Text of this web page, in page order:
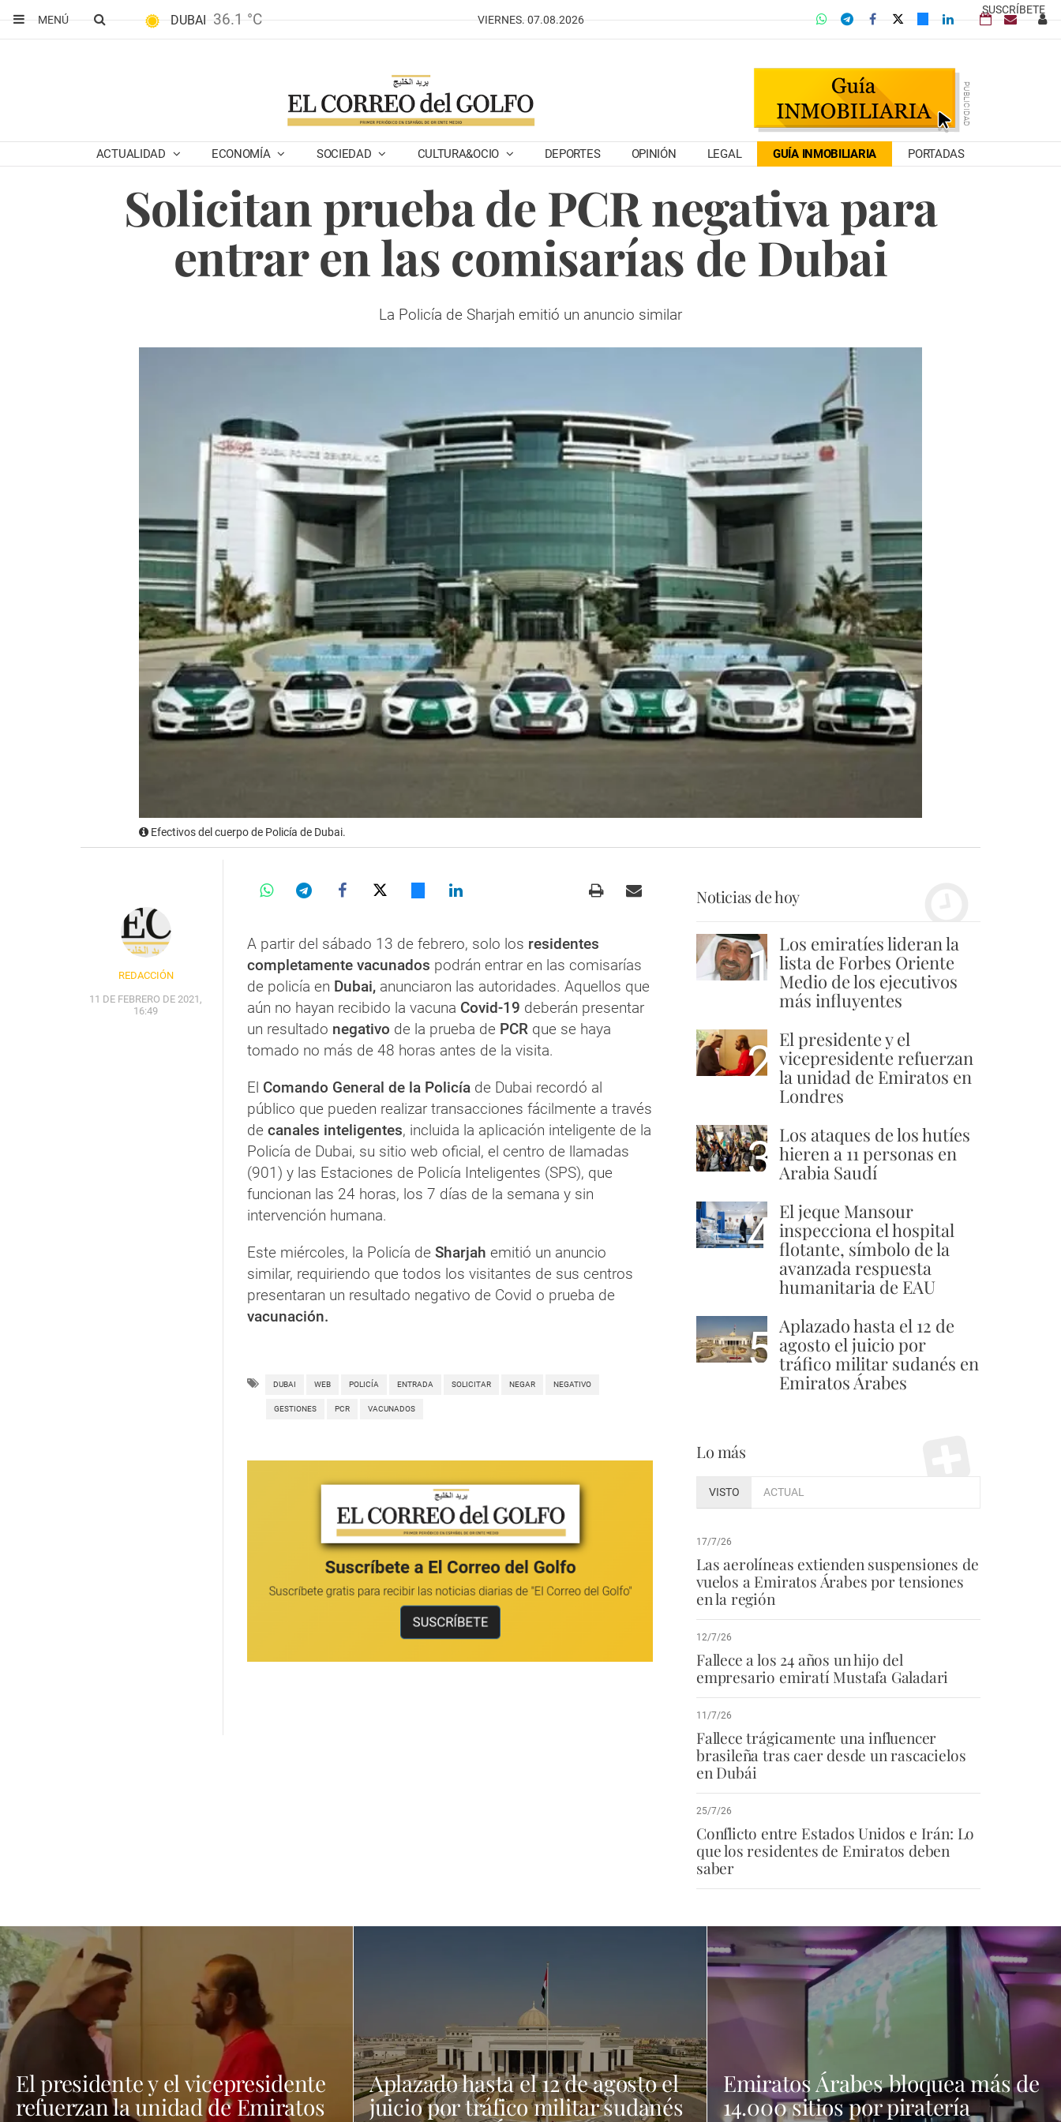
SUSCRÍBETE
MENÚ
DUBAI 36.1 °C VIERNES. 07.08.2026
ACTUALIDAD ECONOMÍA SOCIEDAD CULTURA&OCIO DEPORTES OPINIÓN LEGAL GUÍA INMOBILIARIA PORTADAS
Solicitan prueba de PCR negativa para
entrar en las comisarías de Dubai
La Policía de Sharjah emitió un anuncio similar
Efectivos del cuerpo de Policía de Dubai.
REDACCIÓN
11 DE FEBRERO DE 2021,
16:49
A partir del sábado 13 de febrero, solo los residentes
completamente vacunados podrán entrar en las comisarías
de policía en Dubai, anunciaron las autoridades. Aquellos que
aún no hayan recibido la vacuna Covid-19 deberán presentar
un resultado negativo de la prueba de PCR que se haya
tomado no más de 48 horas antes de la visita.
El Comando General de la Policía de Dubai recordó al
público que pueden realizar transacciones fácilmente a través
de canales inteligentes, incluida la aplicación inteligente de la
Policía de Dubai, su sitio web oficial, el centro de llamadas
(901) y las Estaciones de Policía Inteligentes (SPS), que
funcionan las 24 horas, los 7 días de la semana y sin
intervención humana.
Este miércoles, la Policía de Sharjah emitió un anuncio
similar, requiriendo que todos los visitantes de sus centros
presentaran un resultado negativo de Covid o prueba de
vacunación.
DUBAI WEB POLICÍA ENTRADA SOLICITAR NEGAR NEGATIVO
GESTIONES PCR VACUNADOS
Noticias de hoy
1 Los emiratíes lideran la
lista de Forbes Oriente
Medio de los ejecutivos
más influyentes
2 El presidente y el
vicepresidente refuerzan
la unidad de Emiratos en
Londres
3 Los ataques de los hutíes
hieren a 11 personas en
Arabia Saudí
4 El jeque Mansour
inspecciona el hospital
flotante, símbolo de la
avanzada respuesta
humanitaria de EAU
5 Aplazado hasta el 12 de
agosto el juicio por
tráfico militar sudanés en
Emiratos Árabes
Lo más
VISTO ACTUAL
17/7/26
Las aerolíneas extienden suspensiones de
vuelos a Emiratos Árabes por tensiones
en la región
12/7/26
Fallece a los 24 años un hijo del
empresario emiratí Mustafa Galadari
11/7/26
Fallece trágicamente una influencer
brasileña tras caer desde un rascacielos
en Dubái
25/7/26
Conflicto entre Estados Unidos e Irán: Lo
que los residentes de Emiratos deben
saber
El presidente y el vicepresidente
refuerzan la unidad de Emiratos
Aplazado hasta el 12 de agosto el
juicio por tráfico militar sudanés
Emiratos Árabes bloquea más de
14.000 sitios por piratería